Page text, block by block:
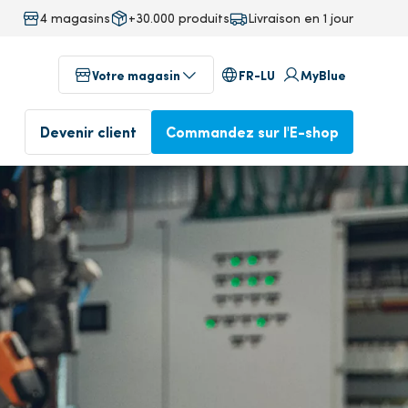
4 magasins +30.000 produits Livraison en 1 jour
Votre magasin FR-LU MyBlue
Commandé avant 17 heures,
livré le lendemain
technics
Profitez dès aujourd'hui de
notre service professionnel
Devenez client
Magasins dans votre région
Devenir client Commandez sur l'E-shop